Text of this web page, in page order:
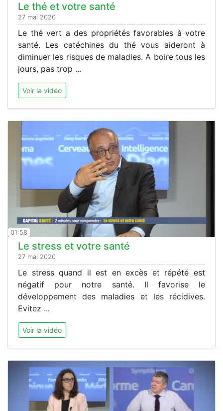
Le thé et votre santé
27 mai 2020
Le thé vert a des propriétés favorables à votre
santé. Les catéchines du thé vous aideront à
diminuer les risques de maladies. A boire tous les
jours, pas trop ...
Voir la vidéo
01:58
Le stress et votre santé
27 mai 2020
Le stress quand il est en excès et répété est
négatif pour notre santé. Il favorise le
développement des maladies et les récidives.
Evitez ...
Voir la vidéo